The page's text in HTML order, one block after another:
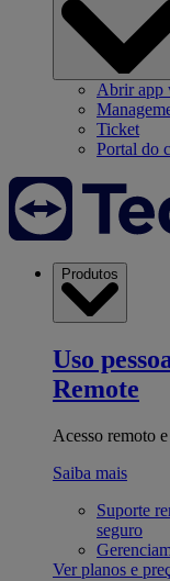
Abrir app
Ticket
Portal do
Produtos
Uso
Remote
Acesso remoto
Saiba mais
Suporte
seguro
Ver planos e